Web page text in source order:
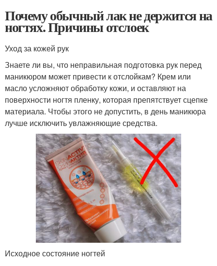
Почему обычный лак не держится на
ногтях. Причины отслоек
Уход за кожей рук
Знаете ли вы, что неправильная подготовка рук перед
маникюром может привести к отслойкам? Крем или
масло усложняют обработку кожи, и оставляют на
поверхности ногтя пленку, которая препятствует сцепке
материала. Чтобы этого не допустить, в день маникюра
лучше исключить увлажняющие средства.
Исходное состояние ногтей